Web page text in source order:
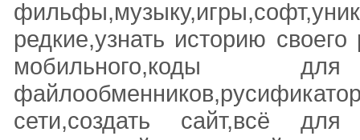
редкие,узнать историю
сети,создать сайт,всё